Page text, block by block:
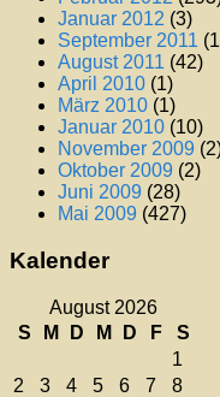
Januar 2012 (3)
September 2011
August 2011 (42)
April 2010 (1)
März 2010 (1)
Januar 2010 (10)
November 2009
Oktober 2009 (2)
Juni 2009 (28)
Mai 2009 (427)
Kalender
August 2026
S
M D M D F
S
1
2
3 4 5 6 7
8